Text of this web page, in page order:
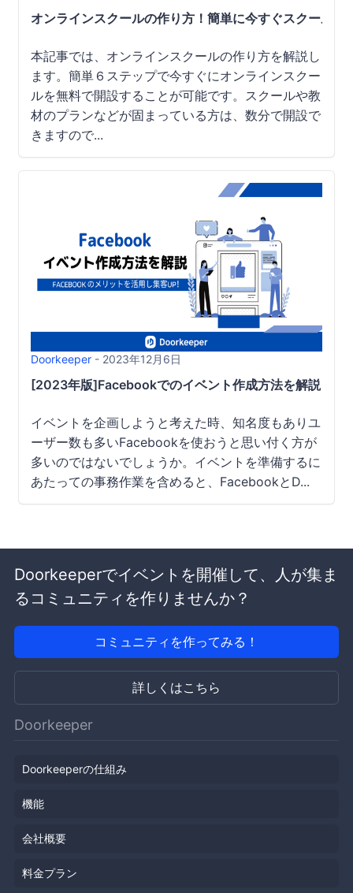
オンラインスクールの作り方！簡単に今すぐスクールを
本記事では、オンラインスクールの作り方を解説し
ます。簡単６ステップで今すぐにオンラインスクー
ルを無料で開設することが可能です。スクールや教
材のプランなどが固まっている方は、数分で開設で
きますので...
Doorkeeper - 2023年12月6日
[2023年版]Facebookでのイベント作成方法を解説｜メ
イベントを企画しようと考えた時、知名度もありユ
ーザー数も多いFacebookを使おうと思い付く方が
多いのではないでしょうか。イベントを準備するに
あたっての事務作業を含めると、FacebookとD...
Doorkeeperでイベントを開催して、人が集ま
るコミュニティを作りませんか？
コミュニティを作ってみる！
詳しくはこちら
Doorkeeper
Doorkeeperの仕組み
機能
会社概要
料金プラン